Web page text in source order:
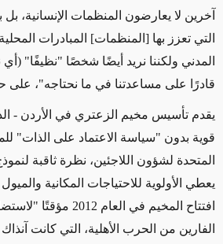
آخرين لا يعارضون المنظمات الإنسانية،
التي تعزز بها [المنظمات] المبادرات
المدني ولكننا نريد أيضًا شخصًا "نظيفًا" (أي
قادرًا على مساعدتنا في ما نحتاجه"، على
يقدم تأسيس مخيم الزعتري في الأردن -
قوية بدون "سياسة الاعتماد على الذات"
المتحدة لشؤون اللاجئين، نظرة ثاقبة
يعطي الأولوية للاحتياجات المكانية
افتتاح المخيم في
الفارين من الحرب الأهلية، التي كانت